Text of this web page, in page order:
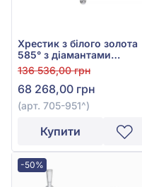
Хрестик з білого золота
585° з діамантами
0,58ct, арт. 705-951
136 536,00 грн
68 268,00 грн
(арт. 705-951^)
Купити
-50%